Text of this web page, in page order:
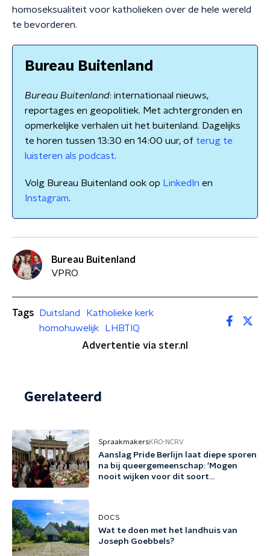
homoseksualiteit voor katholieken over de hele wereld
te bevorderen.
Bureau Buitenland
Bureau Buitenland: internationaal nieuws,
reportages en geopolitiek. Met achtergronden en
opmerkelijke verhalen uit het buitenland. Dagelijks
te horen tussen 13:30 en 14:00 uur, of terug te
luisteren als podcast.
Volg Bureau Buitenland ook op LinkedIn en
Instagram.
Bureau Buitenland
VPRO
Tags Duitsland
Katholieke kerk
homohuwelijk
LHBTIQ
Advertentie via ster.nl
Gerelateerd
SpraakmakersKRO-NCRV
Aanslag Pride Berlijn laat diepe sporen
na bij queergemeenschap: 'Mogen
nooit wijken voor dit soort
DOCS
Wat te doen met het landhuis van
Joseph Goebbels?